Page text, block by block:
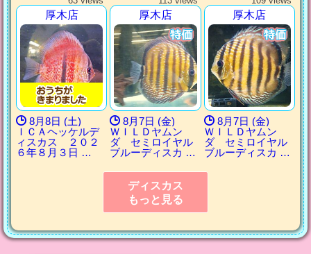
厚木店
8月8日 (土)
ＩＣＡヘッケルデ
ィスカス ２０２
６年８月３日 …
厚木店
8月7日 (金)
ＷＩＬＤヤムン
ダ セミロイヤル
ブルーディスカ …
厚木店
8月7日 (金)
ＷＩＬＤヤムン
ダ セミロイヤル
ブルーディスカ …
ディスカス
もっと見る